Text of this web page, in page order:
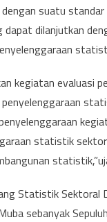
suatu
dilanjutkan
kegiatan evaluasi
statistik
Statistik Sektoral
sebanyak